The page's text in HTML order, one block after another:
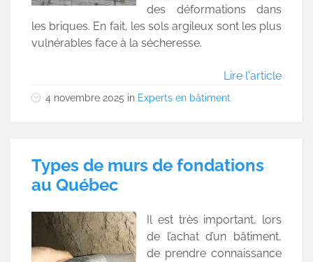
des déformations dans
les briques. En fait, les sols argileux sont les plus
vulnérables face à la sécheresse.
Lire l'article
4 novembre 2025 in Experts en bâtiment
Types de murs de fondations
au Québec
Il est très important, lors
de l’achat d’un bâtiment,
de prendre connaissance